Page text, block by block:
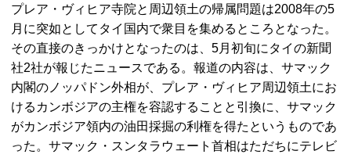
プレア・ヴィヒア寺院と周辺領土の帰属問題は2008年の5
月に突如としてタイ国内で衆目を集めるところとなった。
その直接のきっかけとなったのは、5月初旬にタイの新聞
社2社が報じたニュースである。報道の内容は、サマック
内閣のノッパドン外相が、プレア・ヴィヒア周辺領土にお
けるカンボジアの主権を容認することと引換に、サマック
がカンボジア領内の油田採掘の利権を得たというものであ
った。サマック・スンタラウェート首相はただちにテレビ